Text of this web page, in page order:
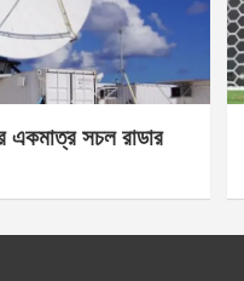
একমাত্র সচল রাডার